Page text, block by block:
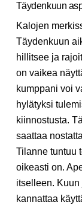
Täydenkuun
Kalojen
Täydenkuun
hillitsee ja
on vaikea
kumppani voi
hylätyksi
kiinnostusta.
saattaa
Tilanne tuntuu
oikeasti on.
itselleen.
kannattaa